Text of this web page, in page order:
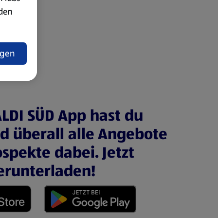
SÜD App hast du
überall alle Angebote
dabei. Jetzt